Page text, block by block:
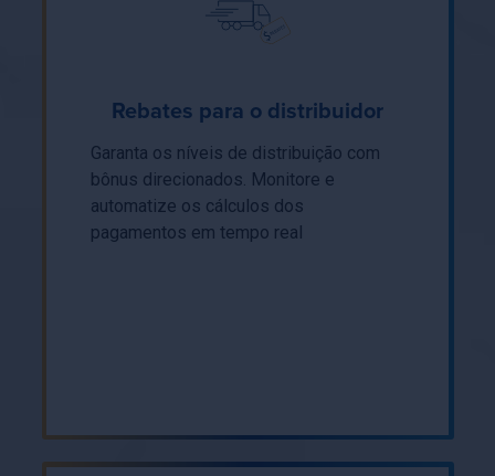
Rebates para o distribuidor
Garanta os níveis de distribuição com
bônus direcionados. Monitore e
automatize os cálculos dos
pagamentos em tempo real